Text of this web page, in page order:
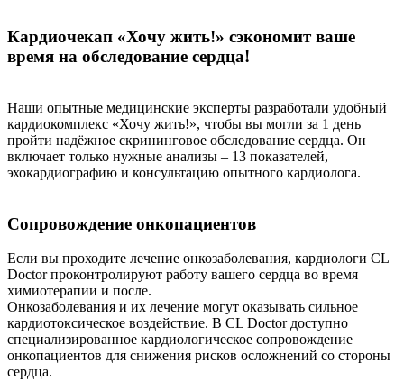
Кардиочекап «Хочу жить!» сэкономит ваше
время на обследование сердца!
Наши опытные медицинские эксперты разработали удобный
кардиокомплекс «Хочу жить!», чтобы вы могли за 1 день
пройти надёжное скрининговое обследование сердца. Он
включает только нужные анализы – 13 показателей,
эхокардиографию и консультацию опытного кардиолога.
Сопровождение онкопациентов
Если вы проходите лечение онкозаболевания, кардиологи CL
Doctor проконтролируют работу вашего сердца во время
химиотерапии и после.
Онкозаболевания и их лечение могут оказывать сильное
кардиотоксическое воздействие. В CL Doctor доступно
специализированное кардиологическое сопровождение
онкопациентов для снижения рисков осложнений со стороны
сердца.